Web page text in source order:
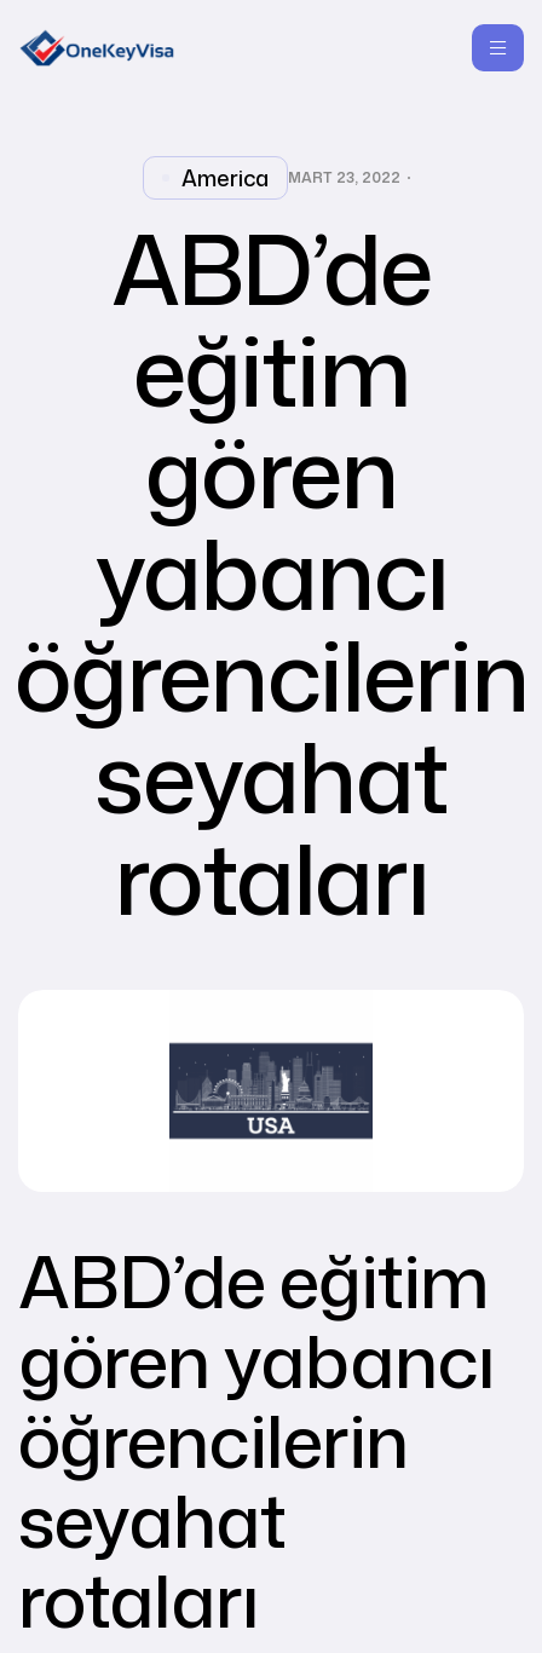
America MART 23, 2022
ABD’de
eğitim
gören
yabancı
öğrencilerin
seyahat
rotaları
ABD’de eğitim
gören yabancı
öğrencilerin
seyahat
rotaları